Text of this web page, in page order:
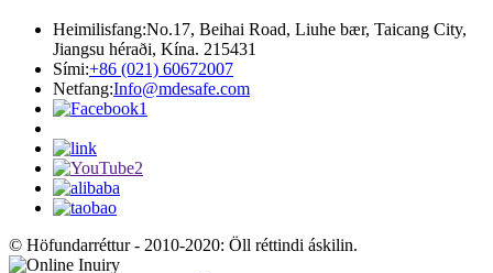
Heimilisfang:No.17, Beihai Road, Liuhe bær, Taicang City,
Jiangsu héraði, Kína. 215431
Sími:+86 (021) 60672007
Netfang:Info@mdesafe.com
© Höfundarréttur - 2010-2020: Öll réttindi áskilin.